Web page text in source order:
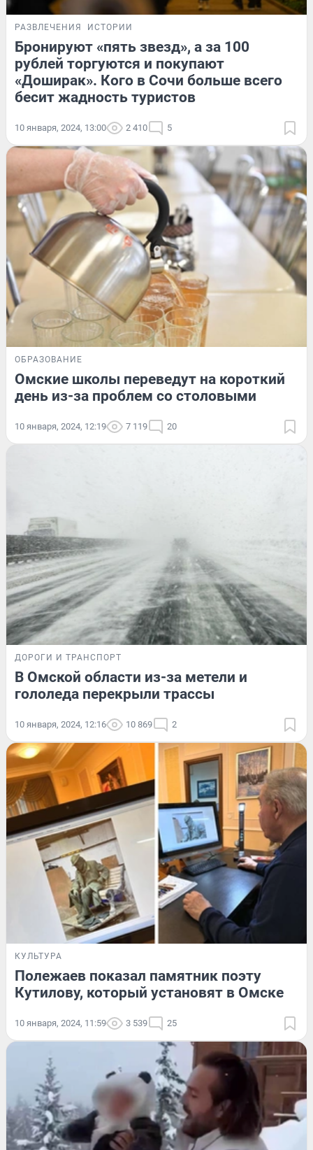
РАЗВЛЕЧЕНИЯ ИСТОРИИ
Бронируют «пять звезд», а за 100
рублей торгуются и покупают
«Доширак». Кого в Сочи больше всего
бесит жадность туристов
10 января, 2024, 13:00 2 410 5
ОБРАЗОВАНИЕ
Омские школы переведут на короткий
день из-за проблем со столовыми
10 января, 2024, 12:19 7 119 20
ДОРОГИ И ТРАНСПОРТ
В Омской области из-за метели и
гололеда перекрыли трассы
10 января, 2024, 12:16 10 869 2
КУЛЬТУРА
Полежаев показал памятник поэту
Кутилову, который установят в Омске
10 января, 2024, 11:59 3 539 25